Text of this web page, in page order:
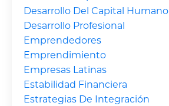
Desarrollo Del Capital Humano
Desarrollo Profesional
Emprendedores
Emprendimiento
Empresas Latinas
Estabilidad Financiera
Estrategias De Integración